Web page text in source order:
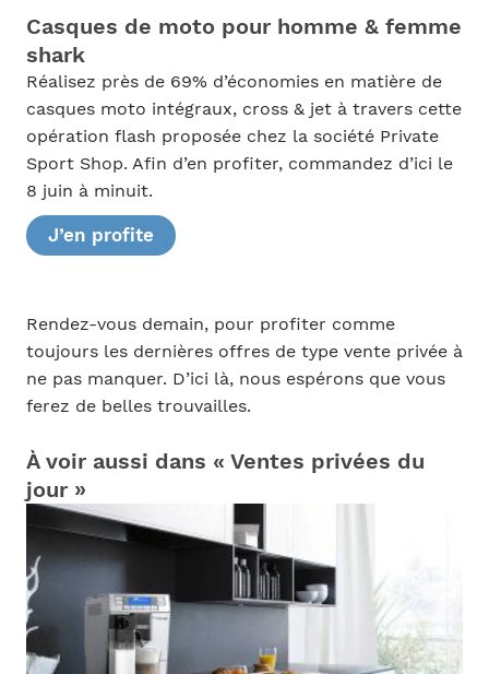
Casques de moto pour homme & femme
shark
Réalisez près de 69% d’économies en matière de
casques moto intégraux, cross & jet à travers cette
opération flash proposée chez la société Private
Sport Shop. Afin d’en profiter, commandez d’ici le
8 juin à minuit.
J’en profite
Rendez-vous demain, pour profiter comme
toujours les dernières offres de type vente privée à
ne pas manquer. D’ici là, nous espérons que vous
ferez de belles trouvailles.
À voir aussi dans « Ventes privées du
jour »